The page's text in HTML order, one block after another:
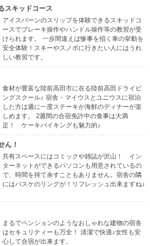
スキッドコース
アイスバーンのスリップを体験できるスキッドコ
ースでブレーキ操作やハンドル操作等の教習が受
けられます。 一歩間違えば惨事を招く車の挙動を
安全体験！スキーやスノボに行きたい人にはうれ
しい教習です。
食材が豊富な陸前高田市に在る陸前高田ドライビ
ングスクール♪ 宿舎・マイウスとユニウスに宿泊
した方は週に一度ステーキか海鮮のディナーが楽
しめます。 2週間の合宿免許中の食事は大満
足！ ケーキバイキングも魅力的♪
ん！
共有スペースにはコミックや雑誌が沢山！ イン
ターネットができるパソコンも用意されているの
で、時間を持て余すこともありません。宿舎の隣
にはバスケのリングが！リフレッシュ出来ますね♪
まるでペンションのようなおしゃれな建物の宿舎
はセキュリティーも万全！ 清潔で快適♪女性も安
心して合宿が出来ます。